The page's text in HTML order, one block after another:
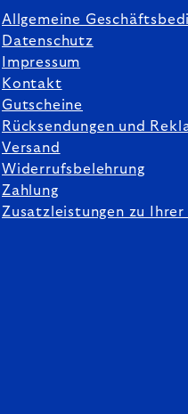
Allgemeine
Datenschutz
Impressum
Kontakt
Gutscheine
Rücksendungen und
Versand
Widerrufsbelehrung
Zahlung
Zusatzleistungen zu Ihrer